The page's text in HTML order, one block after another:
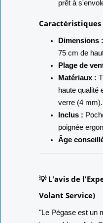
prêt à
Dimensions :
75 cm de
Plage de
Matériaux :
haute qualité
verre (4 mm).
Inclus :
poignée
Âge
💡 L'avis de
Volant Service)
"Le Pégase est un